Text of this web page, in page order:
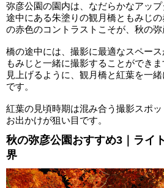
弥彦公園の園内は、なだらかなアップ
途中にある朱塗りの観月橋ともみじ
の赤色のコントラストこそが、秋の弥
橋の途中には、撮影に最適なスペー
もみじと一緒に撮影することができ
見上げるように、観月橋と紅葉を一
です。
紅葉の見頃時期は混み合う撮影スポ
お出かけが狙い目です。
秋の弥彦公園おすすめ3｜ライ
界